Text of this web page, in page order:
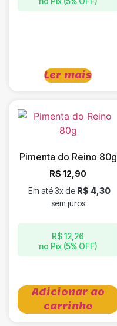
Ler mais
Pimenta do Reino 80g
R$ 12,90
R$12,26
no Pix (5% OFF)
Em até 3x de R$ 4,30
sem juros
Adicionar ao
carrinho